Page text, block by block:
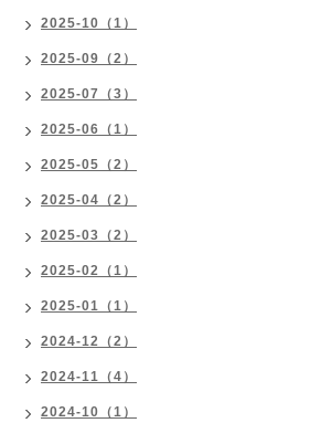
2025-10（1）
2025-09（2）
2025-07（3）
2025-06（1）
2025-05（2）
2025-04（2）
2025-03（2）
2025-02（1）
2025-01（1）
2024-12（2）
2024-11（4）
2024-10（1）